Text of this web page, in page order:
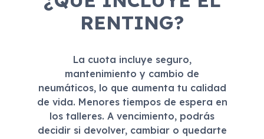
RENTING?
La cuota incluye seguro,
mantenimiento y cambio de
neumáticos, lo que aumenta tu calidad
de vida. Menores tiempos de espera en
los talleres. A vencimiento, podrás
decidir si devolver, cambiar o quedarte